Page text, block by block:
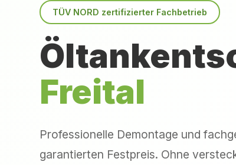
TÜV NORD zertifizierter Fachbetrieb
Freital
Professionelle Demontage und
garantierten Festpreis. Ohne